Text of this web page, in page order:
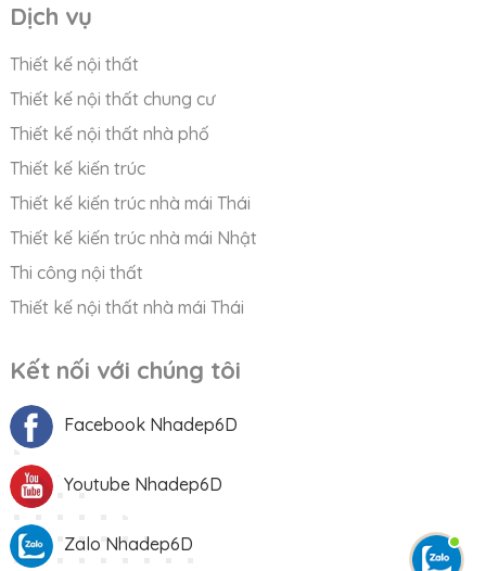
Dịch vụ
Thiết kế nội thất
Thiết kế nội thất chung cư
Thiết kế nội thất nhà phố
Thiết kế kiến trúc
Thiết kế kiến trúc nhà mái Thái
Thiết kế kiến trúc nhà mái Nhật
Thi công nội thất
Thiết kế nội thất nhà mái Thái
Kết nối với chúng tôi
Facebook Nhadep6D
Youtube Nhadep6D
Zalo Nhadep6D